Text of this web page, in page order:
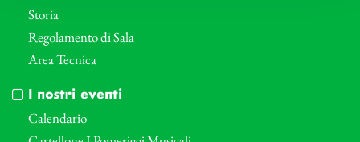
Storia
Regolamento di Sala
Area Tecnica
I nostri eventi
Calendario